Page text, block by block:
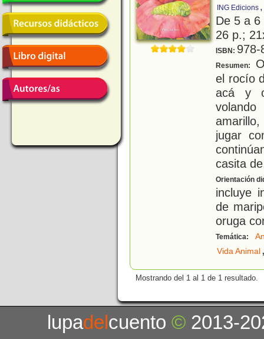
ING Edicions
De 5 a
26 p.;
ISBN: 978-
Resumen:
el rocío
acá y
jugar
casita de
Orientación
incluye
de
oruga
Temática:
Vida Animal
Mostrando del 1 al 1 de 1 resultado.
lupadelcuento© 2013-